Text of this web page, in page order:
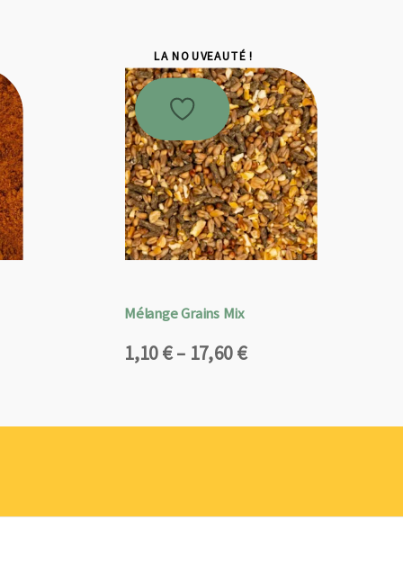
LA NOUVEAUTÉ !
Mélange Grains Mix
1,10€– 17,60€
Plage
1,10 €